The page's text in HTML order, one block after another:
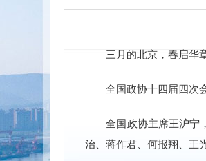
三月的北京，春启华
全国政协十四届四次
全国政协主席王沪宁
治、蒋作君、何报翔、王